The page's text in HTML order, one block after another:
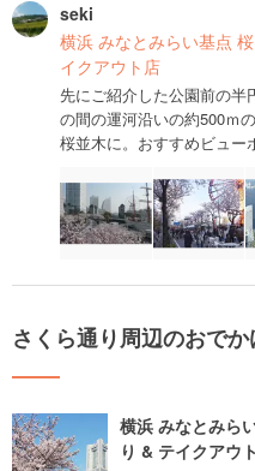
seki
横浜 みなとみらい基点
イクアウト店
先にご紹介した公園前の半
の間の運河沿いの約500ｍ
桜並木に。おすすめビュー
さくら通り周辺のおで
横浜 みなとみら
り & テイクアウ